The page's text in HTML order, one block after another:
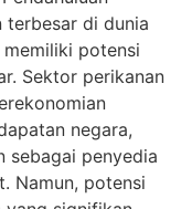
terbesar di dunia
potensi
Sektor perikanan
negara,
sebagai penyedia
Namun, potensi